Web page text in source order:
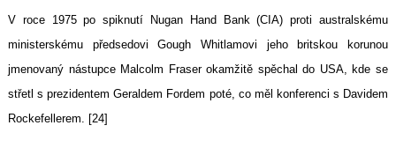
V roce 1975 po spiknutí Nugan Hand Bank (CIA) proti australskému
ministerskému předsedovi Gough Whitlamovi jeho britskou korunou
jmenovaný nástupce Malcolm Fraser okamžitě spěchal do USA, kde se
střetl s prezidentem Geraldem Fordem poté, co měl konferenci s Davidem
Rockefellerem. [24]